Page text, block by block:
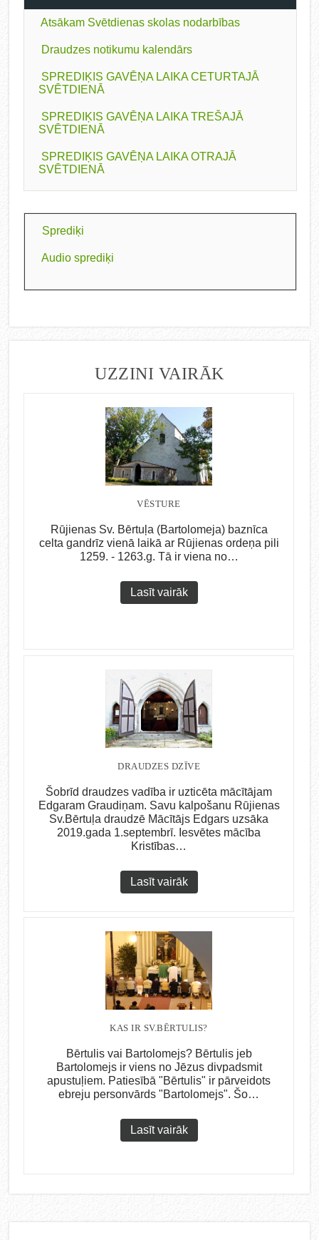
Atsākam Svētdienas skolas nodarbības
Draudzes notikumu kalendārs
SPREDIĶIS GAVĒŅA LAIKA CETURTAJĀ
SVĒTDIENĀ
SPREDIĶIS GAVĒŅA LAIKA TREŠAJĀ
SVĒTDIENĀ
SPREDIĶIS GAVĒŅA LAIKA OTRAJĀ
SVĒTDIENĀ
Sprediķi
Audio sprediķi
UZZINI VAIRĀK
VĒSTURE
Rūjienas Sv. Bērtuļa (Bartolomeja) baznīca
celta gandrīz vienā laikā ar Rūjienas ordeņa pili
1259. - 1263.g. Tā ir viena no…
Lasīt vairāk
DRAUDZES DZĪVE
Šobrīd draudzes vadība ir uzticēta mācītājam
Edgaram Graudiņam. Savu kalpošanu Rūjienas
Sv.Bērtuļa draudzē Mācītājs Edgars uzsāka
2019.gada 1.septembrī. Iesvētes mācība
Kristības…
Lasīt vairāk
KAS IR SV.BĒRTULIS?
Bērtulis vai Bartolomejs? Bērtulis jeb
Bartolomejs ir viens no Jēzus divpadsmit
apustuļiem. Patiesībā "Bērtulis" ir pārveidots
ebreju personvārds "Bartolomejs". Šo…
Lasīt vairāk